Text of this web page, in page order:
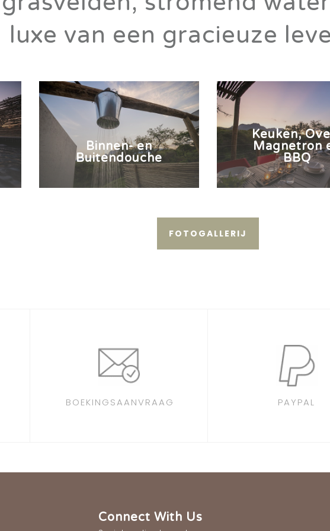
luxe van een gracieuze
Binnen- en
Buitendouche
Keuken,
Magnetron
BBQ
FOTOGALLERIJ
BOEKINGSAANVRAAG PAYPAL
Connect With Us